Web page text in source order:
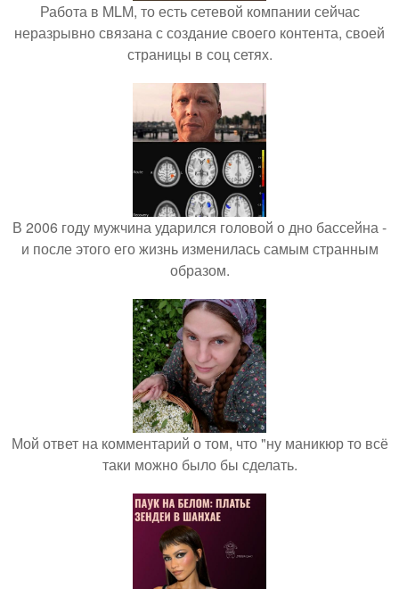
Работа в MLM, то есть сетевой компании сейчас
неразрывно связана с создание своего контента, своей
страницы в соц сетях.
В 2006 году мужчина ударился головой о дно бассейна -
и после этого его жизнь изменилась самым странным
образом.
Мой ответ на комментарий о том, что "ну маникюр то всё
таки можно было бы сделать.